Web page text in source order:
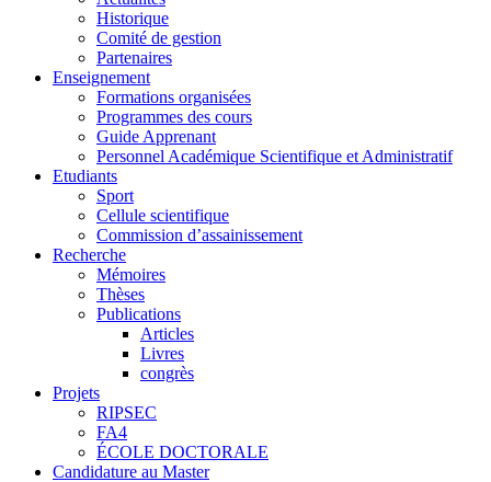
Historique
Comité de gestion
Partenaires
Enseignement
Formations organisées
Programmes des cours
Guide Apprenant
Personnel Académique Scientifique et Administratif
Etudiants
Sport
Cellule scientifique
Commission d’assainissement
Recherche
Mémoires
Thèses
Publications
Articles
Livres
congrès
Projets
RIPSEC
FA4
ÉCOLE DOCTORALE
Candidature au Master